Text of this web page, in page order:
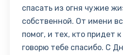
спасать из огня чужие
собственной. От имени
помог, и тех, кто придет
говорю тебе спасибо. С